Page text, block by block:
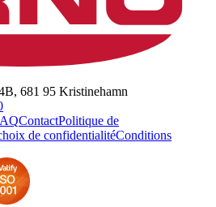
681 95 Kristinehamn
ContactPolitique de
de confidentialitéConditions